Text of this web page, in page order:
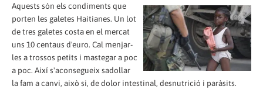
Aquests són els condiments que
porten les galetes Haitianes. Un lot
de tres galetes costa en el mercat
uns 10 centaus d'euro. Cal menjar-
les a trossos petits i mastegar a poc
a poc. Així s'aconsegueix sadollar
la fam a canvi, això si, de dolor intestinal, desnutrició i paràsits.